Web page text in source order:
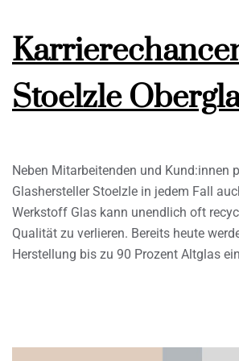
Stoelzle
Neben Mitarbeitenden und Kund:innen
Glashersteller Stoelzle in jedem Fall
Werkstoff Glas kann unendlich oft
Qualität zu verlieren. Bereits heute
Herstellung bis zu 90 Prozent Altglas